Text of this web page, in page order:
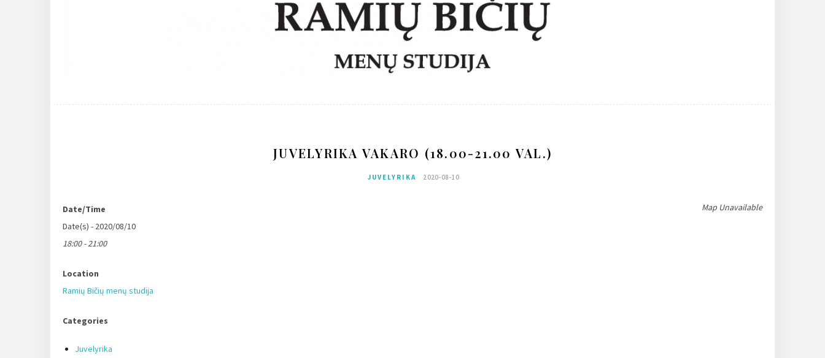
JUVELYRIKA VAKARO (18.00-21.00 VAL.)
JUVELYRIKA 2020-08-10
Map Unavailable
Date/Time
Date(s) - 2020/08/10
18:00 - 21:00
Location
Ramių Bičių menų studija
Categories
Juvelyrika